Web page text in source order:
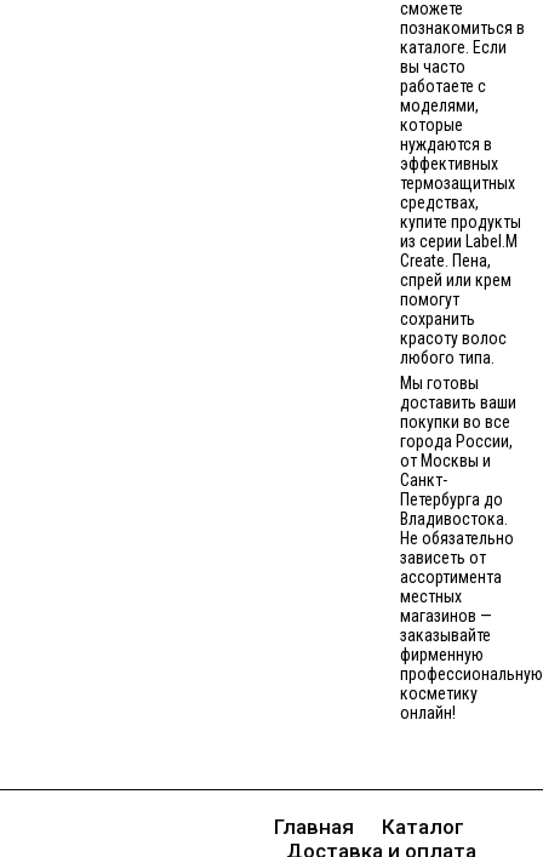
сможете
познакомиться в
каталоге. Если
вы часто
работаете с
моделями,
которые
нуждаются в
эффективных
термозащитных
средствах,
купите продукты
из серии Label.M
Create. Пена,
спрей или крем
помогут
сохранить
красоту волос
любого типа.
Мы готовы
доставить ваши
покупки во все
города России,
от Москвы и
Санкт-
Петербурга до
Владивостока.
Не обязательно
зависеть от
ассортимента
местных
магазинов —
заказывайте
фирменную
профессиональную
косметику
онлайн!
Главная
Каталог
Доставка и оплата